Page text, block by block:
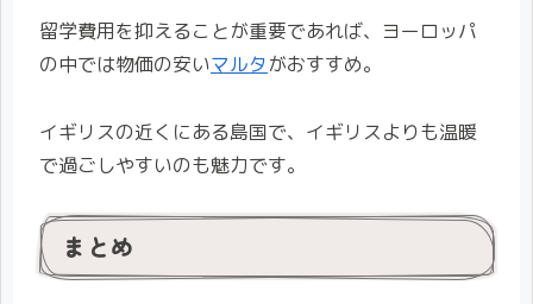
留学費用を抑えることが重要であれば、ヨーロッパ
の中では物価の安いマルタがおすすめ。
イギリスの近くにある島国で、イギリスよりも温暖
で過ごしやすいのも魅力です。
まとめ